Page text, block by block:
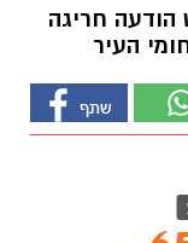
הודעה חריגה
העיר